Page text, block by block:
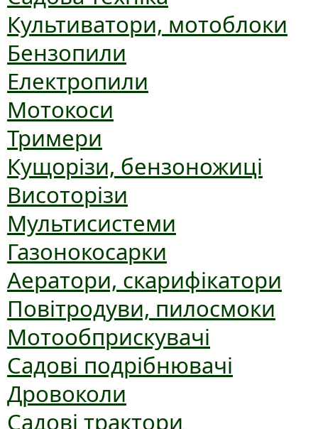
Культиватори, мотоблоки
Бензопили
Електропили
Мотокоси
Тримери
Кущорізи, бензоножиці
Висоторізи
Мультисистеми
Газонокосарки
Аератори, скарифікатори
Повітродуви, пилосмоки
Мотообприскувачі
Садові подрібнювачі
Дровоколи
Садові трактори